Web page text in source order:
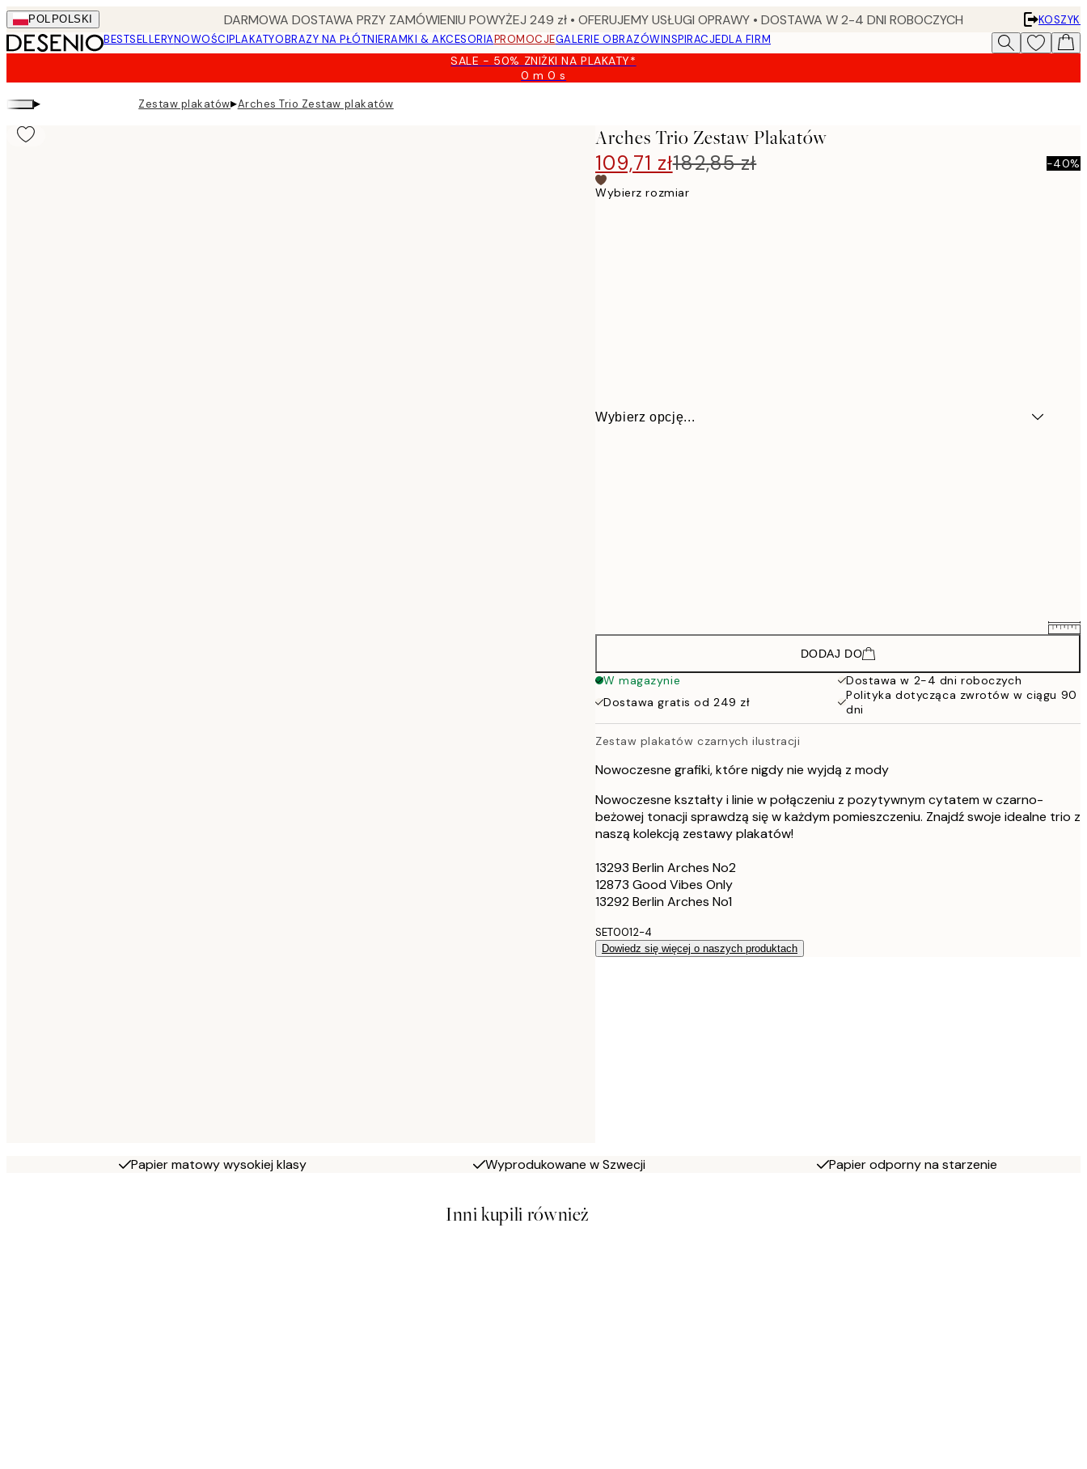
Skip
to
main
POL POLSKI DARMOWA DOSTAWA PRZY ZAMÓWIENIU POWYŻEJ 249 zł • OFERUJEMY USŁUGI OPRAWY • DOSTAWA W 2-4 DNI ROBOCZYCH
KOSZYK
BESTSELLERYNOWOŚCIPLAKATYOBRAZY NA PŁÓTNIERAMKI & AKCESORIAPROMOCJEGALERIE OBRAZÓWINSPIRACJEDLA FIRM
SALE - 50% ZNIŻKI NA PLAKATY*
0 m0 s
Ważny
▸ Zestaw plakatów▸Arches Trio Zestaw plakatów
Arches Trio Zestaw Plakatów
109,71 zł182,85 zł -40%
Wybierz rozmiar
Wybierz opcję...
182,85 zł
30x40 cm 168 zł
50x70 cm
DODAJ DO
W magazynie
Dostawa w 2-4 dni roboczych
Dostawa gratis od 249 zł
Polityka dotycząca zwrotów w ciągu 90
dni
Zestaw plakatów czarnych ilustracji
Nowoczesne grafiki, które nigdy nie wyjdą z mody
Nowoczesne kształty i linie w połączeniu z pozytywnym cytatem w czarno-
beżowej tonacji sprawdzą się w każdym pomieszczeniu. Znajdź swoje idealne trio z
naszą kolekcją zestawy plakatów!
13293 Berlin Arches No2
12873 Good Vibes Only
13292 Berlin Arches No1
SET0012-4
Dowiedz się więcej o naszych produktach
Papier matowy wysokiej klasy Wyprodukowane w Szwecji Papier odporny na starzenie
Inni kupili również